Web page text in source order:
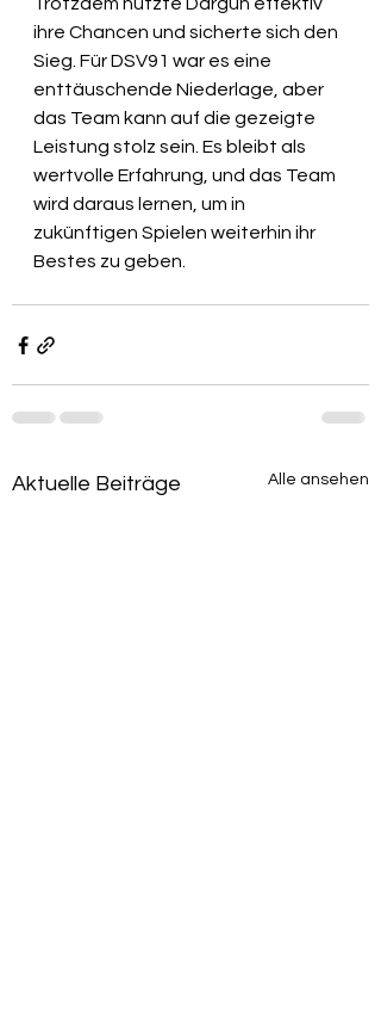
ihre Chancen und sicherte sich den
Sieg. Für DSV91 war es eine
enttäuschende Niederlage, aber
das Team kann auf die gezeigte
Leistung stolz sein. Es bleibt als
wertvolle Erfahrung, und das Team
wird daraus lernen, um in
zukünftigen Spielen weiterhin ihr
Bestes zu geben.
Aktuelle Beiträge Alle ansehen